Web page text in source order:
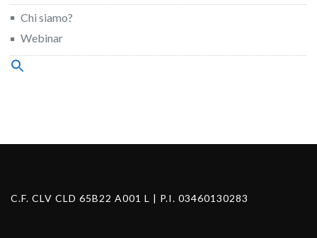
Chi siamo?
Webinar
Search
C.F. CLV CLD 65B22 A001 L | P.I. 03460130283